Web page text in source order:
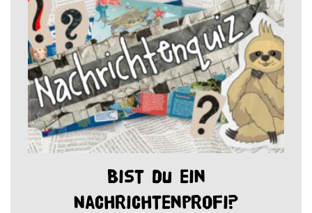
Bist du ein
Nachrichtenprofi?